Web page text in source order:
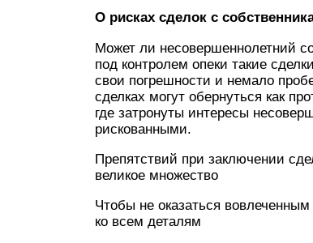
О рисках сделок с
Может ли несовершеннолетний
под контролем опеки такие
свои погрешности и немало
сделках могут обернуться как
где затронуты интересы
рискованными.
Препятствий при заключении
великое множество
Чтобы не оказаться
ко всем деталям